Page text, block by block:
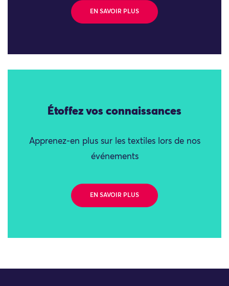
EN SAVOIR PLUS
Étoffez vos connaissances
Apprenez-en plus sur les textiles lors de nos
événements
EN SAVOIR PLUS